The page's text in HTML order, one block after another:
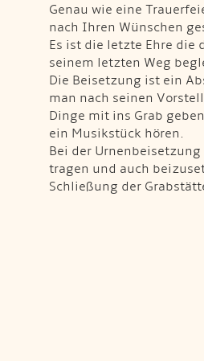
Genau wie eine
nach Ihren Wünschen
Es ist die letzte Ehre die
seinem letzten Weg
Die Beisetzung ist ein
man nach seinen
Dinge mit ins Grab
ein Musikstück hören.
Bei der
tragen und auch
Schließung der